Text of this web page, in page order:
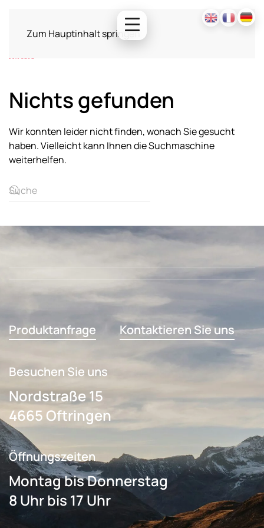
Zum Hauptinhalt springen
Nichts gefunden
Wir konnten leider nicht finden, wonach Sie gesucht
haben. Vielleicht kann Ihnen die Suchmaschine
weiterhelfen.
Produktanfrage Kontaktieren Sie uns
Besuchen Sie uns
Nordstraße 15
4665 Oftringen
Öffnungszeiten
Montag bis Donnerstag
8 Uhr bis 17 Uhr